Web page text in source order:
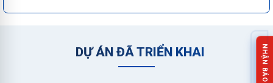
DỰ ÁN ĐÃ TRIỂN KHAI